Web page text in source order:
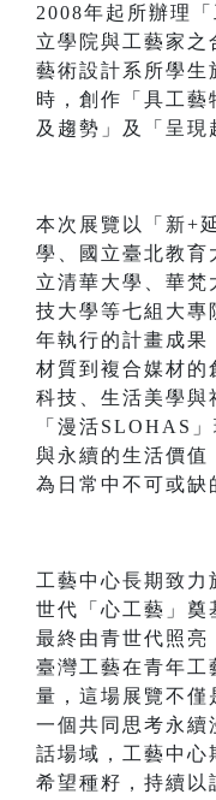
2008年起所辦理
立學院與工藝家之
藝術設計系所學生
時，創作「具工藝
及趨勢」及「呈現
本次展覽以「新+
學、國立臺北教育
立清華大學、華梵
技大學等七組大專
年執行的計畫成果
材質到複合媒材的
科技、生活美學與
「漫活SLOHAS
與永續的生活價值
為日常中不可或缺
工藝中心長期致力
世代「心工藝」奠
最終由青世代照亮
臺灣工藝在青年工
量，這場展覽不僅
一個共同思考永續
話場域，工藝中心
希望種籽，持續以